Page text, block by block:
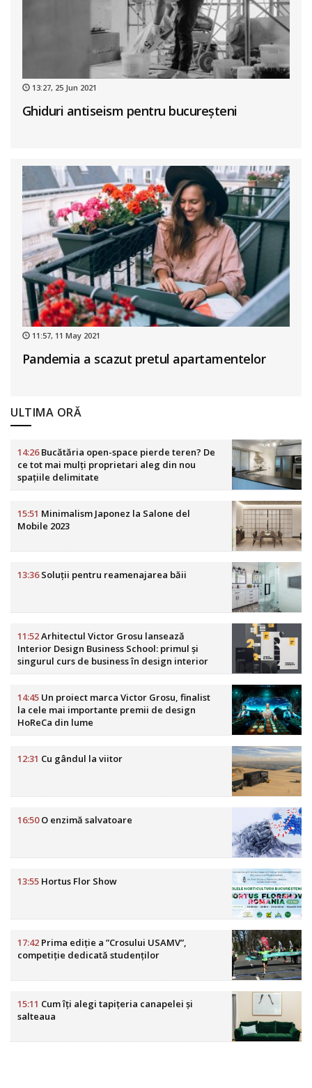
13:27, 25 Jun 2021
Ghiduri antiseism pentru bucureșteni
11:57, 11 May 2021
Pandemia a scazut pretul apartamentelor
ULTIMA ORĂ
14:26Bucătăria open-space pierde teren? De
ce tot mai mulți proprietari aleg din nou
spațiile delimitate
15:51 Minimalism Japonez la Salone del
Mobile 2023
13:36Soluții pentru reamenajarea băii
11:52Arhitectul Victor Grosu lansează
Interior Design Business School: primul și
singurul curs de business în design interior
din România
14:45 Un proiect marca Victor Grosu, finalist
la cele mai importante premii de design
HoReCa din lume
12:31 Cu gândul la viitor
16:50O enzimă salvatoare
13:55 Hortus Flor Show
17:42 Prima ediție a ”Crosului USAMV”,
competiție dedicată studenților
15:11 Cum îți alegi tapițeria canapelei și
salteaua